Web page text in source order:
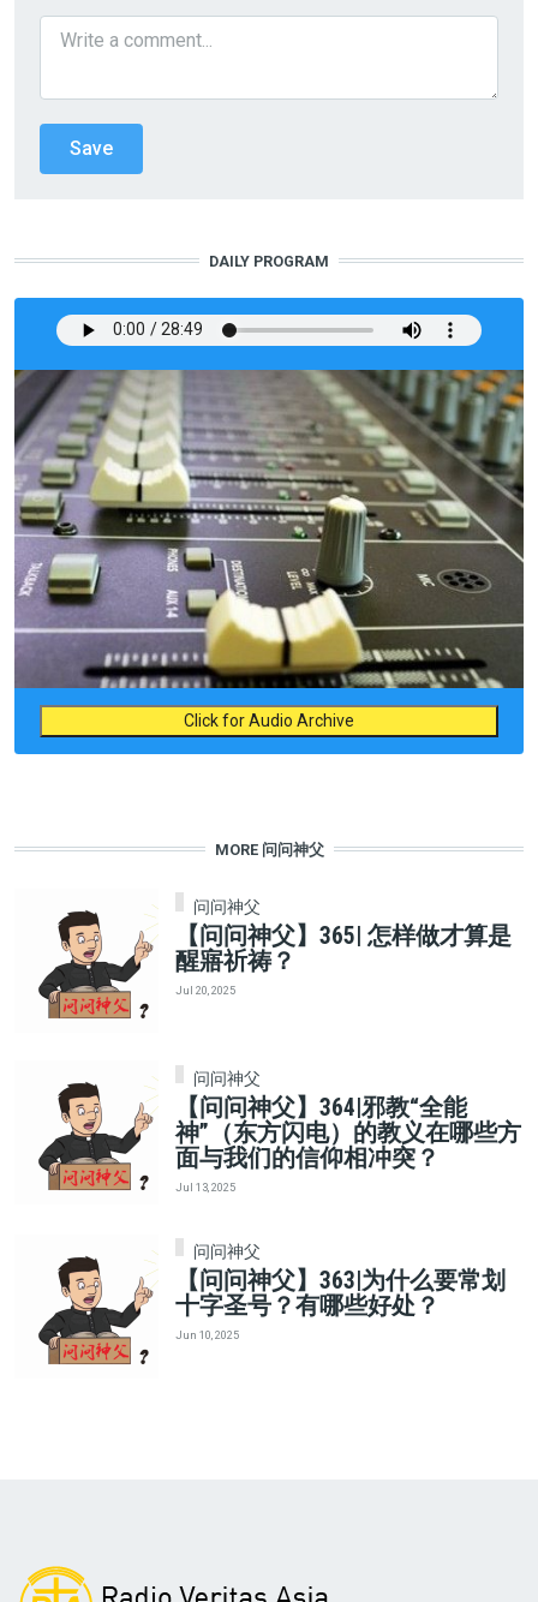
DAILY PROGRAM
Click for Audio Archive
MORE 问问神父
问问神父
【问问神父】365| 怎样做才算是
醒寤祈祷？
Jul 20, 2025
问问神父
【问问神父】364|邪教“全能
神”（东方闪电）的教义在哪些方
面与我们的信仰相冲突？
Jul 13, 2025
问问神父
【问问神父】363|为什么要常划
十字圣号？有哪些好处？
Jun 10, 2025